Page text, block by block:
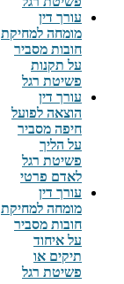
עורך דין
מומחה למחיקת
חובות מסביר
על תקנות
פשיטת רגל
עורך דין
הוצאה לפועל
חיפה מסביר
על הליך
פשיטת רגל
לאדם פרטי
עורך דין
מומחה למחיקת
חובות מסביר
על איחוד
תיקים או
פשיטת רגל